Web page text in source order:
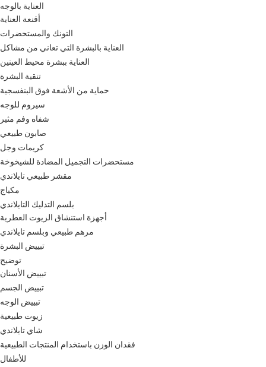
العناية بالوجه
أقنعة العناية
التونك والمستحضرات
العناية بالبشرة التي تعاني من مشاكل
العناية ببشرة محيط العينين
تنقية البشرة
حماية من الأشعة فوق البنفسجية
سيروم للوجه
شفاه وفم مثير
صابون طبيعي
كريمات وجل
مستحضرات التجميل المضادة للشيخوخة
مقشر طبيعي تايلاندي
مكياج
بلسم التدليك التايلاندي
أجهزة استنشاق الزيوت العطرية
مرهم طبيعي وبلسم تايلاندي
تبييض البشرة
توضيح
تبييض الأسنان
تبييض الجسم
تبييض الوجه
زيوت طبيعية
شاي تايلاندي
فقدان الوزن باستخدام المنتجات الطبيعية
للأطفال